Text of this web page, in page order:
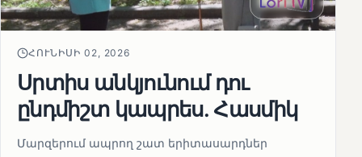
ՀՈՒՆԻՍԻ 02, 2026
Սրտիս անկյունում դու
ընդմիշտ կապրես. Հասմիկ
Մարզերում ապրող շատ երիտասարդներ